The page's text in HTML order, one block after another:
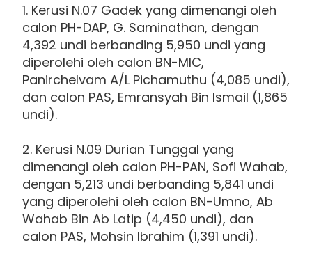
1. Kerusi N.07 Gadek yang dimenangi oleh
calon PH-DAP, G. Saminathan, dengan
4,392 undi berbanding 5,950 undi yang
diperolehi oleh calon BN-MIC,
Panirchelvam A/L Pichamuthu (4,085 undi),
dan calon PAS, Emransyah Bin Ismail (1,865
undi).
2. Kerusi N.09 Durian Tunggal yang
dimenangi oleh calon PH-PAN, Sofi Wahab,
dengan 5,213 undi berbanding 5,841 undi
yang diperolehi oleh calon BN-Umno, Ab
Wahab Bin Ab Latip (4,450 undi), dan
calon PAS, Mohsin Ibrahim (1,391 undi).